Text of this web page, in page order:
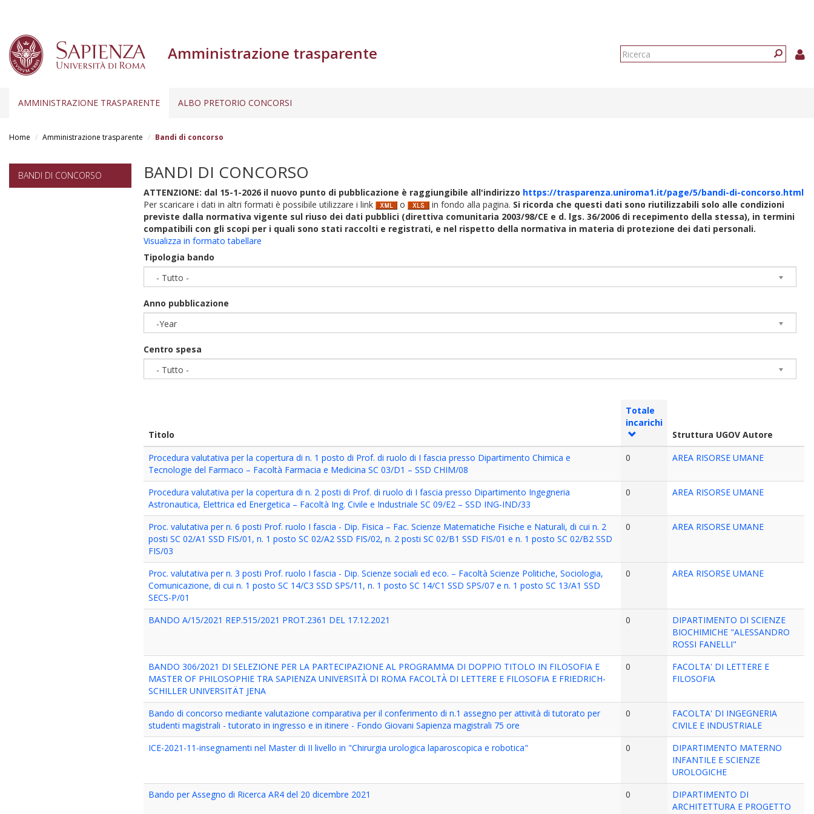
Amministrazione trasparente
Form
AMMINISTRAZIONE TRASPARENTE ALBO PRETORIO CONCORSI
Home Amministrazione trasparente Bandi di concorso
BANDI DI CONCORSO BANDI DI CONCORSO
ATTENZIONE: dal 15-1-2026 il nuovo punto di pubblicazione è raggiungibile all'indirizzo https://trasparenza.uniroma1.it/page/5/bandi-di-concorso.html
Per scaricare i dati in altri formati è possibile utilizzare i link
o in fondo alla pagina. Si ricorda che questi dati sono riutilizzabili solo alle condizioni
previste dalla normativa vigente sul riuso dei dati pubblici (direttiva comunitaria 2003/98/CE e d. lgs. 36/2006 di recepimento della stessa), in termini
compatibili con gli scopi per i quali sono stati raccolti e registrati, e nel rispetto della normativa in materia di protezione dei dati personali.
Visualizza in formato tabellare
Tipologia bando
- Tutto -
Anno pubblicazione
-Year
Centro spesa
- Tutto -
Titolo
Totale
incarichi
Struttura UGOV Autore
Procedura valutativa per la copertura di n. 1 posto di Prof. di ruolo di I fascia presso Dipartimento Chimica e
Tecnologie del Farmaco – Facoltà Farmacia e Medicina SC 03/D1 – SSD CHIM/08
0 AREA RISORSE UMANE
Procedura valutativa per la copertura di n. 2 posti di Prof. di ruolo di I fascia presso Dipartimento Ingegneria
Astronautica, Elettrica ed Energetica – Facoltà Ing. Civile e Industriale SC 09/E2 – SSD ING-IND/33
0 AREA RISORSE UMANE
Proc. valutativa per n. 6 posti Prof. ruolo I fascia - Dip. Fisica – Fac. Scienze Matematiche Fisiche e Naturali, di cui n. 2
posti SC 02/A1 SSD FIS/01, n. 1 posto SC 02/A2 SSD FIS/02, n. 2 posti SC 02/B1 SSD FIS/01 e n. 1 posto SC 02/B2 SSD
FIS/03
0 AREA RISORSE UMANE
Proc. valutativa per n. 3 posti Prof. ruolo I fascia - Dip. Scienze sociali ed eco. – Facoltà Scienze Politiche, Sociologia,
Comunicazione, di cui n. 1 posto SC 14/C3 SSD SPS/11, n. 1 posto SC 14/C1 SSD SPS/07 e n. 1 posto SC 13/A1 SSD
SECS-P/01
0 AREA RISORSE UMANE
BANDO A/15/2021 REP.515/2021 PROT.2361 DEL 17.12.2021 0
DIPARTIMENTO DI SCIENZE
BIOCHIMICHE "ALESSANDRO
ROSSI FANELLI"
BANDO 306/2021 DI SELEZIONE PER LA PARTECIPAZIONE AL PROGRAMMA DI DOPPIO TITOLO IN FILOSOFIA E
MASTER OF PHILOSOPHIE TRA SAPIENZA UNIVERSITÀ DI ROMA FACOLTÀ DI LETTERE E FILOSOFIA E FRIEDRICH-
SCHILLER UNIVERSITÄT JENA
0
FACOLTA' DI LETTERE E
FILOSOFIA
Bando di concorso mediante valutazione comparativa per il conferimento di n.1 assegno per attività di tutorato per
studenti magistrali - tutorato in ingresso e in itinere - Fondo Giovani Sapienza magistrali 75 ore
0
FACOLTA' DI INGEGNERIA
CIVILE E INDUSTRIALE
ICE-2021-11-insegnamenti nel Master di II livello in "Chirurgia urologica laparoscopica e robotica"
0
DIPARTIMENTO MATERNO
INFANTILE E SCIENZE
UROLOGICHE
Bando per Assegno di Ricerca AR4 del 20 dicembre 2021
0
DIPARTIMENTO DI
ARCHITETTURA E PROGETTO